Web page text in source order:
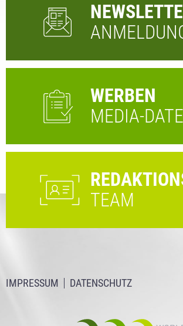
WERBEN
MEDIA-
TEAM
IMPRESSUM DATENSCHUTZ